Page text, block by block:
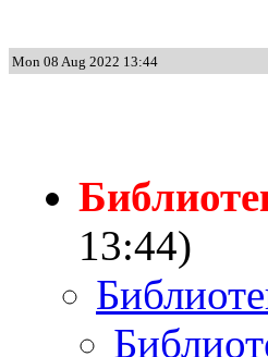
Mon 08 Aug 2022 13:44
13:44)